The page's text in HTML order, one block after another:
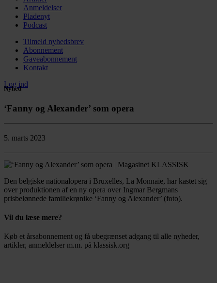
Anmeldelser
Pladenyt
Podcast
Tilmeld nyhedsbrev
Abonnement
Gaveabonnement
Kontakt
Log ind
Nyhed
‘Fanny og Alexander’ som opera
5. marts 2023
Den belgiske nationalopera i Bruxelles, La Monnaie, har kastet sig
over produktionen af en ny opera over Ingmar Bergmans
prisbelønnede familiekrønike ‘Fanny og Alexander’ (foto).
Vil du læse mere?
Køb et årsabonnement og få ubegrænset adgang til alle nyheder,
artikler, anmeldelser m.m. på klassisk.org